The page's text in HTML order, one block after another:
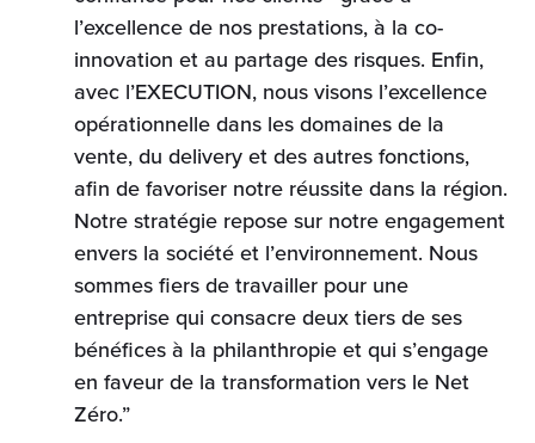
l’excellence de nos prestations, à la co-
innovation et au partage des risques. Enfin,
avec l’EXECUTION, nous visons l’excellence
opérationnelle dans les domaines de la
vente, du delivery et des autres fonctions,
afin de favoriser notre réussite dans la région.
Notre stratégie repose sur notre engagement
envers la société et l’environnement. Nous
sommes fiers de travailler pour une
entreprise qui consacre deux tiers de ses
bénéfices à la philanthropie et qui s’engage
en faveur de la transformation vers le Net
Zéro.”